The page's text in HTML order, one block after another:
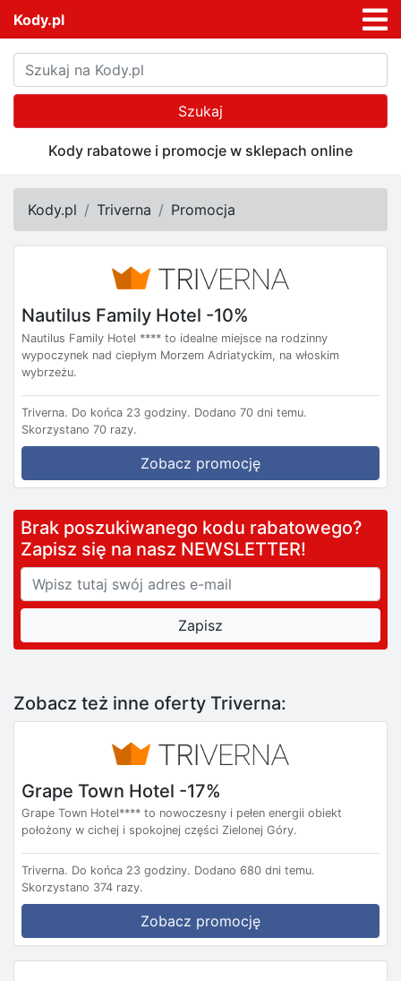
Kody.pl
Szukaj
Kody rabatowe i promocje w sklepach online
Kody.pl Triverna Promocja
Nautilus Family Hotel -10%
Nautilus Family Hotel **** to idealne miejsce na rodzinny
wypoczynek nad ciepłym Morzem Adriatyckim, na włoskim
wybrzeżu.
Triverna. Do końca 23 godziny. Dodano 70 dni temu.
Skorzystano 70 razy.
Zobacz promocję
Brak poszukiwanego kodu rabatowego?
Zapisz się na nasz NEWSLETTER!
Zobacz też inne oferty Triverna:
Grape Town Hotel -17%
Grape Town Hotel**** to nowoczesny i pełen energii obiekt
położony w cichej i spokojnej części Zielonej Góry.
Triverna. Do końca 23 godziny. Dodano 680 dni temu.
Skorzystano 374 razy.
Zobacz promocję